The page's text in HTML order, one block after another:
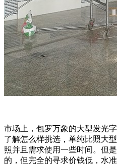
市场上，包罗万象的大型发光
了解怎么样挑选，单纯比照大
照并且需求使用一些时间。但
的，但完全的寻求价钱低，水